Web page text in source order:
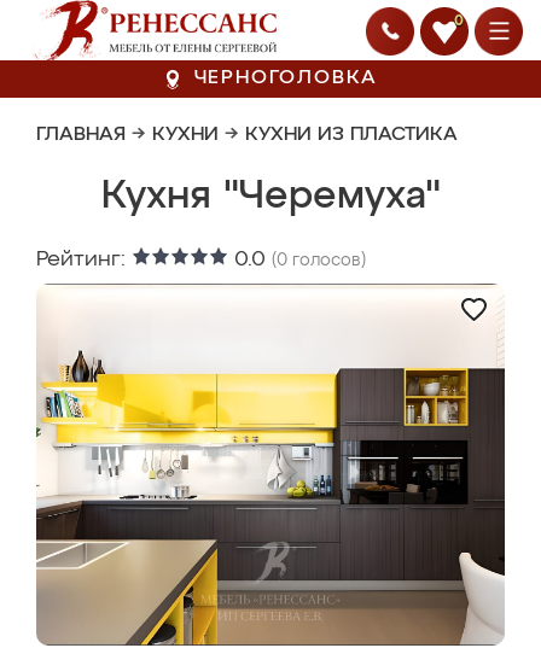
0
ЧЕРНОГОЛОВКА
ГЛАВНАЯ → КУХНИ → КУХНИ ИЗ ПЛАСТИКА
Кухня "Черемуха"
Рейтинг: 0.0 (0 голосов)